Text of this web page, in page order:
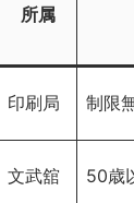
所属
印刷局 制限
文武舘 50歳